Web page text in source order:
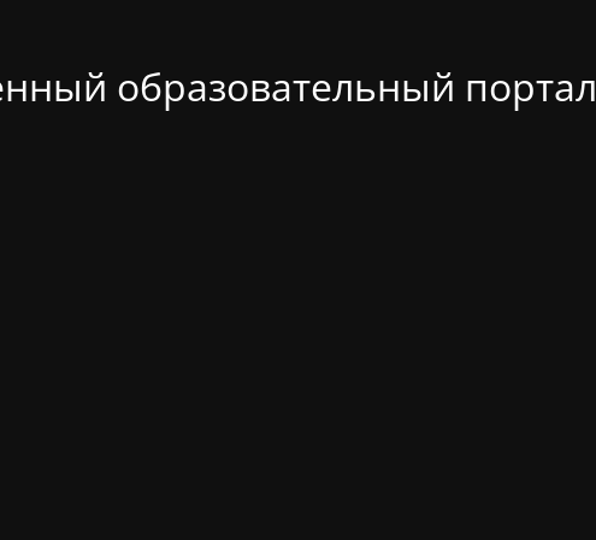
образовательный портал